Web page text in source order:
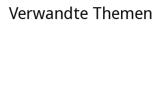
Verwandte Themen